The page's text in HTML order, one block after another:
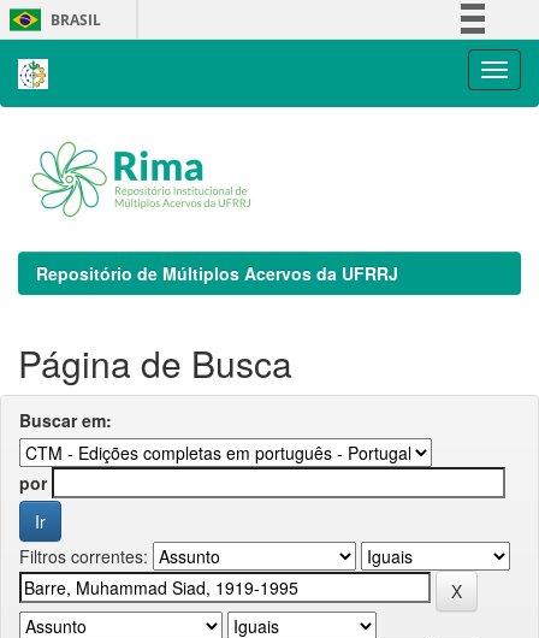
Skip
navigation
BRASIL
Repositório de Múltiplos Acervos da UFRRJ
Página de Busca
Buscar em:
por
Filtros correntes: